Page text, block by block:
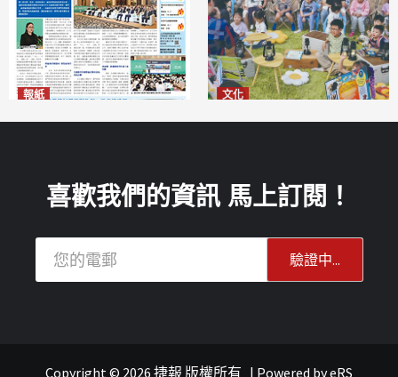
報紙 文化
喜歡我們的資訊 馬上訂閱！
Copyright © 2026 捷報 版權所有 | Powered byeRS